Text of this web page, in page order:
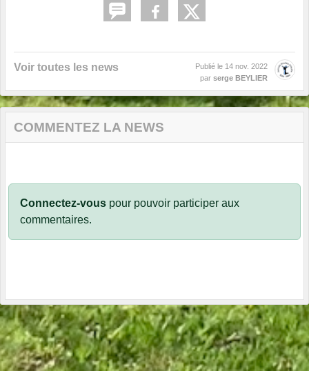
Voir toutes les news Publié le 14 nov. 2022
par serge BEYLIER
COMMENTEZ LA NEWS
Connectez-vous pour pouvoir participer aux
commentaires.